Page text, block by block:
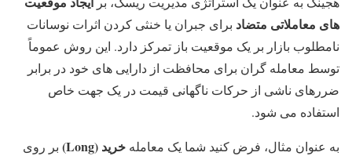
های معاملاتی متضاد برای جبران یا خنثی کردن اثرات نوسانات
نامطلوب بازار بر یک موقعیت باز تمرکز دارد. این روش عموماً
توسط معامله گران برای محافظت از دارایی های خود در برابر
ضررهای ناشی از حرکات ناگهانی قیمت در یک جهت خاص
استفاده می شود.
به عنوان مثال، فرض کنید شما یک معامله خرید (Long)
بر روی